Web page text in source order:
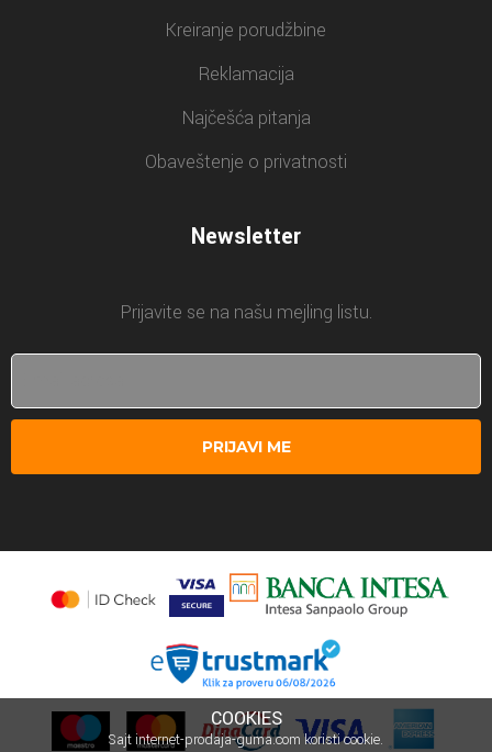
Kreiranje porudžbine
Reklamacija
Najčešća pitanja
Obaveštenje o privatnosti
Newsletter
Prijavite se na našu mejling listu.
PRIJAVI ME
COOKIES
Sajt internet-prodaja-guma.com koristi cookie.